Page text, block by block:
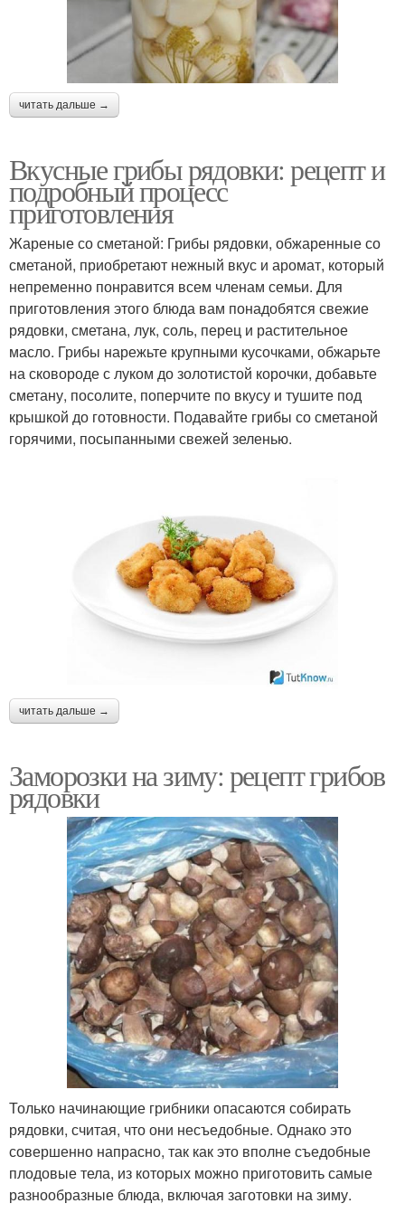
читать дальше →
Вкусные грибы рядовки: рецепт и
подробный процесс
приготовления
Жареные со сметаной: Грибы рядовки, обжаренные со
сметаной, приобретают нежный вкус и аромат, который
непременно понравится всем членам семьи. Для
приготовления этого блюда вам понадобятся свежие
рядовки, сметана, лук, соль, перец и растительное
масло. Грибы нарежьте крупными кусочками, обжарьте
на сковороде с луком до золотистой корочки, добавьте
сметану, посолите, поперчите по вкусу и тушите под
крышкой до готовности. Подавайте грибы со сметаной
горячими, посыпанными свежей зеленью.
читать дальше →
Заморозки на зиму: рецепт грибов
рядовки
Только начинающие грибники опасаются собирать
рядовки, считая, что они несъедобные. Однако это
совершенно напрасно, так как это вполне съедобные
плодовые тела, из которых можно приготовить самые
разнообразные блюда, включая заготовки на зиму.